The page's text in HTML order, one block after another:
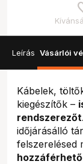
Leírás Vásárlói
Kábelek,
kiegészítők –
rendszerezőt
időjárásálló
felszerelésed